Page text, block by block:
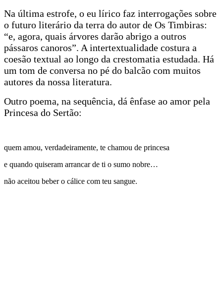
Na última estrofe, o eu lírico faz interrogações sobre
o futuro literário da terra do autor de Os Timbiras:
“e, agora, quais árvores darão abrigo a outros
pássaros canoros”. A intertextualidade costura a
coesão textual ao longo da crestomatia estudada. Há
um tom de conversa no pé do balcão com muitos
autores da nossa literatura.
Outro poema, na sequência, dá ênfase ao amor pela
Princesa do Sertão:
quem amou, verdadeiramente, te chamou de princesa
e quando quiseram arrancar de ti o sumo nobre…
não aceitou beber o cálice com teu sangue.